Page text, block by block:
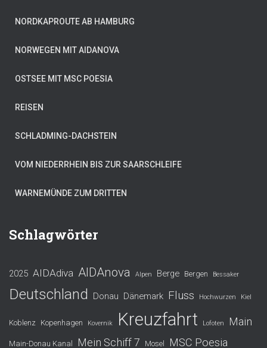
NORDKAPROUTE AB HAMBURG
NORWEGEN MIT AIDANOVA
OSTSEE MIT MSC POESIA
REISEN
SCHLADMING-DACHSTEIN
VOM NIEDERRHEIN BIS ZUR SAARSCHLEIFE
WARNEMÜNDE ZUM DRITTEN
Schlagwörter
2025 AIDAdiva AIDAnova Alpen Berge Bergen Bessaker
Deutschland Donau Dänemark Fluss Hochwurzen Kiel
Koblenz Kopenhagen Kovernik Kreuzfahrt Lofoten Main
Main-Donau Kanal Mein Schiff 7 Mosel MSC Poesia